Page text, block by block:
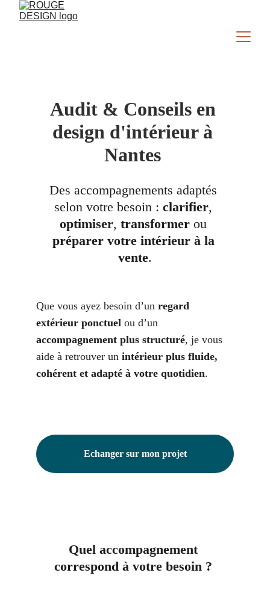
Audit & Conseils en
design d'intérieur à
Nantes
Des accompagnements adaptés
selon votre besoin : clarifier,
optimiser, transformer ou
préparer votre intérieur à la
vente.
Echanger sur mon projet
Que vous ayez besoin d’un regard
extérieur ponctuel ou d’un
accompagnement plus structuré, je vous
aide à retrouver un intérieur plus fluide,
cohérent et adapté à votre quotidien.
Quel accompagnement
correspond à votre besoin ?